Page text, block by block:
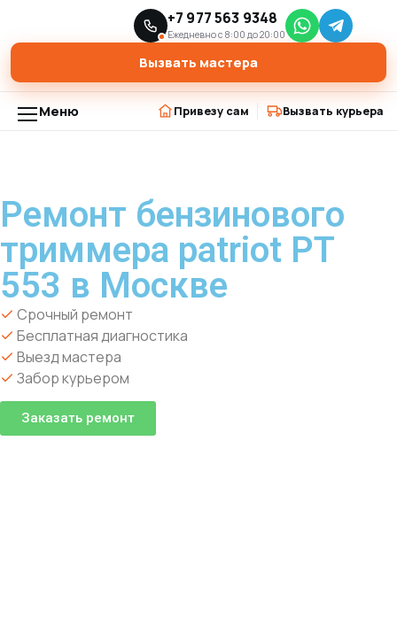
Модели триммеров ›
Ремонт бензинового триммера patriot PT 553 в Москве
+7 977 563 9348
Ежедневно с 8:00 до 20:00
Вызвать мастера
Меню Привезу сам Вызвать курьера
Ремонт бензинового
триммера patriot PT
553 в Москве
Срочный ремонт
Бесплатная диагностика
Выезд мастера
Забор курьером
Заказать ремонт